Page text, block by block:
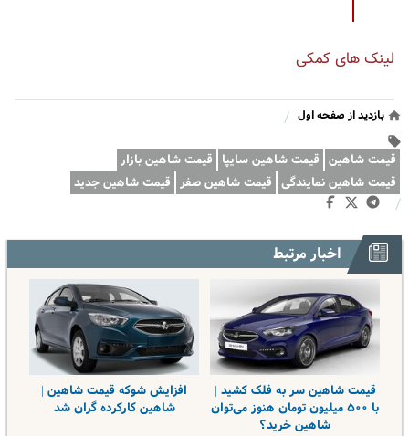
لینک های کمکی
بازدید از صفحه اول /
قیمت شاهین قیمت شاهین سایپا
قیمت شاهین بازار
قیمت شاهین نمایندگی قیمت شاهین صفر قیمت شاهین جدید
/
اخبار مرتبط
قیمت شاهین سر به فلک کشید |
با ۵۰۰ میلیون تومان هنوز می‌توان
شاهین خرید؟
افزایش شوکه قیمت شاهین |
شاهین کارکرده گران شد